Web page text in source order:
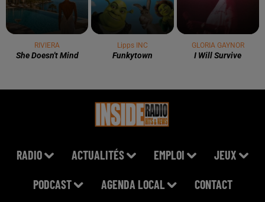
RIVIERA
She Doesn't Mind
Lipps INC
Funkytown
GLORIA GAYNOR
I Will Survive
RADIO ACTUALITÉS EMPLOI JEUX
PODCAST AGENDA LOCAL CONTACT